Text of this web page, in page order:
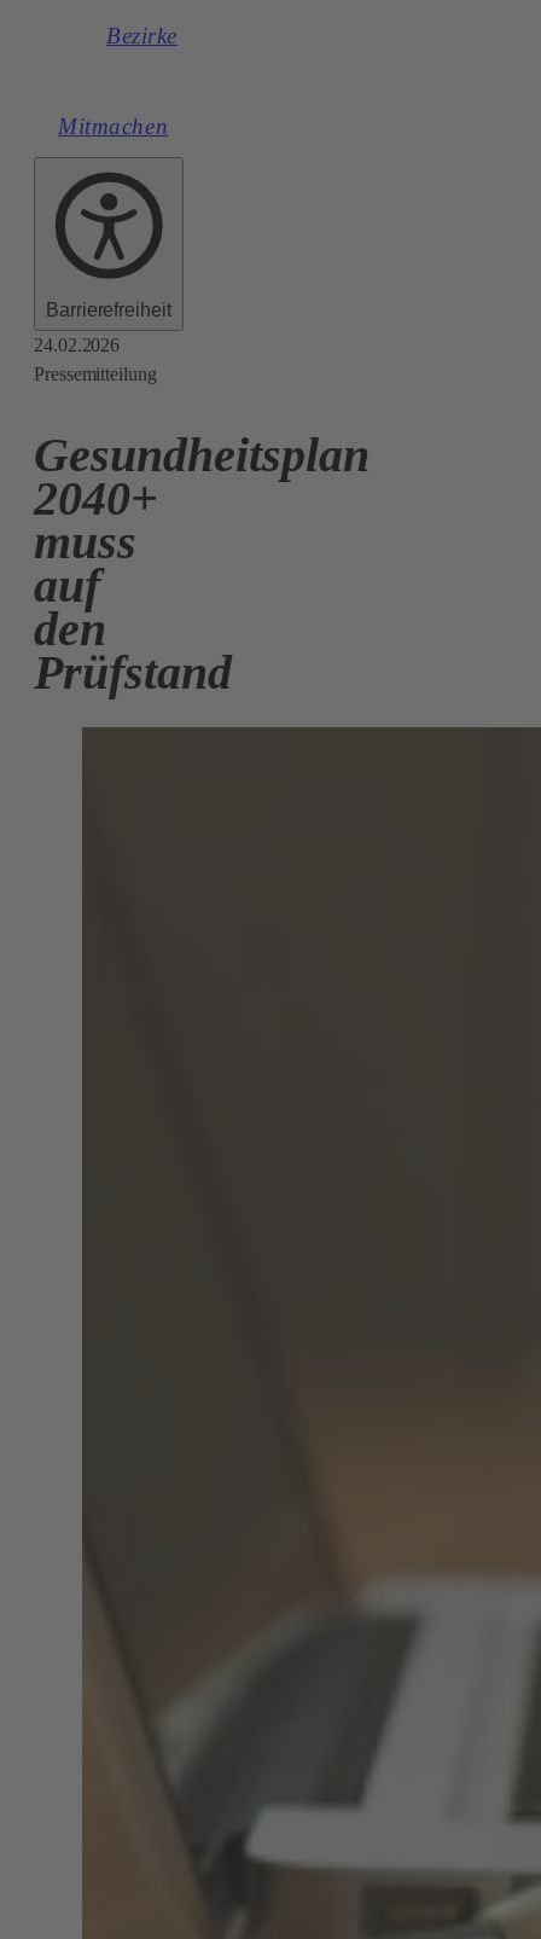
Bezirke
Mitmachen
Barrierefreiheit
24.02.2026
Pressemitteilung
Gesundheitsplan
2040+
muss
auf
den
Prüfstand